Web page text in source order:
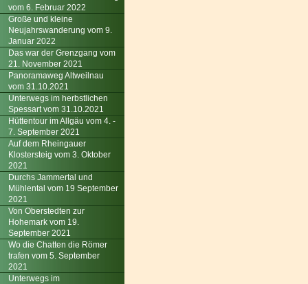
vom 6. Februar 2022
Große und kleine
Neujahrswanderung vom 9.
Januar 2022
Das war der Grenzgang vom
21. November 2021
Panoramaweg Altweilnau
vom 31.10.2021
Unterwegs im herbstlichen
Spessart vom 31.10.2021
Hüttentour im Allgäu vom 4. -
7. September 2021
Auf dem Rheingauer
Klostersteig vom 3. Oktober
2021
Durchs Jammertal und
Mühlental vom 19 September
2021
Von Oberstedten zur
Hohemark vom 19.
September 2021
Wo die Chatten die Römer
trafen vom 5. September
2021
Unterwegs im